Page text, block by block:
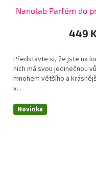
Nanolab Parfém do
449
Představte si, že jste na
nich má svou jedinečnou
mnohem většího a
v...
Novinka